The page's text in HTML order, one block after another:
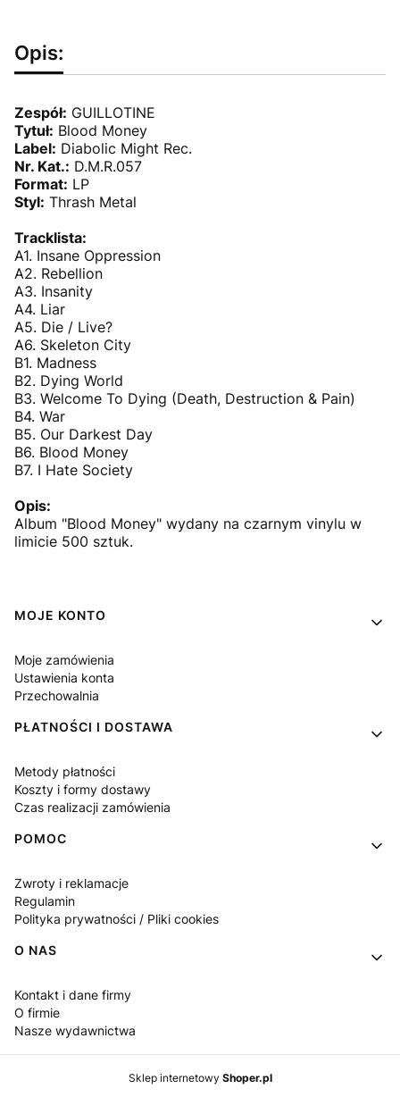
Opis:
Zespół: GUILLOTINE
Tytuł: Blood Money
Label: Diabolic Might Rec.
Nr. Kat.: D.M.R.057
Format: LP
Styl: Thrash Metal
Tracklista:
A1. Insane Oppression
A2. Rebellion
A3. Insanity
A4. Liar
A5. Die / Live?
A6. Skeleton City
B1. Madness
B2. Dying World
B3. Welcome To Dying (Death, Destruction & Pain)
B4. War
B5. Our Darkest Day
B6. Blood Money
B7. I Hate Society
Opis:
Album "Blood Money" wydany na czarnym vinylu w
limicie 500 sztuk.
Linki w stopce
MOJE KONTO
Moje zamówienia
Ustawienia konta
Przechowalnia
PŁATNOŚCI I DOSTAWA
Metody płatności
Koszty i formy dostawy
Czas realizacji zamówienia
POMOC
Zwroty i reklamacje
Regulamin
Polityka prywatności / Pliki cookies
O NAS
Kontakt i dane firmy
O firmie
Nasze wydawnictwa
Sklep internetowy Shoper.pl